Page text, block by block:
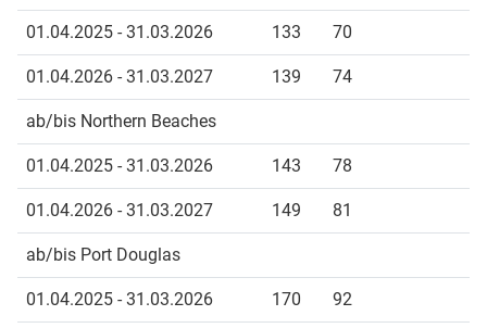
01.04.2025 - 31.03.2026 133 70
01.04.2026 - 31.03.2027 139 74
ab/bis Northern Beaches
01.04.2025 - 31.03.2026 143 78
01.04.2026 - 31.03.2027 149 81
ab/bis Port Douglas
01.04.2025 - 31.03.2026 170 92